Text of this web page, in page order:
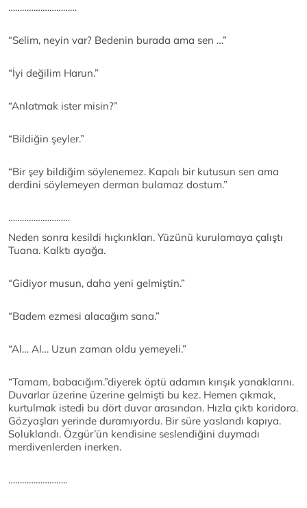
…………………………
“Selim, neyin var? Bedenin burada ama sen …”
“İyi değilim Harun.”
“Anlatmak ister misin?”
“Bildiğin şeyler.”
“Bir şey bildiğim söylenemez. Kapalı bir kutusun sen ama
derdini söylemeyen derman bulamaz dostum.”
………………………
Neden sonra kesildi hıçkırıkları. Yüzünü kurulamaya çalıştı
Tuana. Kalktı ayağa.
“Gidiyor musun, daha yeni gelmiştin.”
“Badem ezmesi alacağım sana.”
“Al… Al… Uzun zaman oldu yemeyeli.”
“Tamam, babacığım.”diyerek öptü adamın kırışık yanaklarını.
Duvarlar üzerine üzerine gelmişti bu kez. Hemen çıkmak,
kurtulmak istedi bu dört duvar arasından. Hızla çıktı koridora.
Gözyaşları yerinde duramıyordu. Bir süre yaslandı kapıya.
Soluklandı. Özgür’ün kendisine seslendiğini duymadı
merdivenlerden inerken.
……………………..